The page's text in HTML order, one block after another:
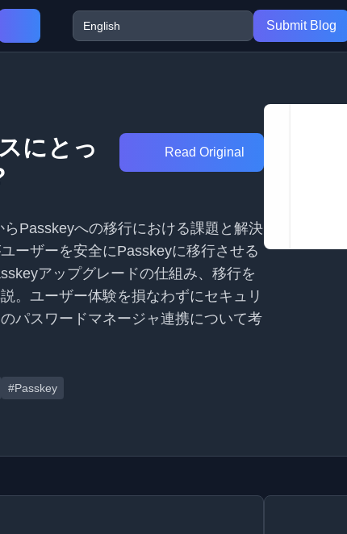
Submit Blog
にとっ
Read Original
Passkeyへの移行における課題と解決
ーザーを安全にPasskeyに移行させる
アップグレードの仕組み、移行を
。ユーザー体験を損なわずにセキュリ
パスワードマネージャ連携について考
#Passkey